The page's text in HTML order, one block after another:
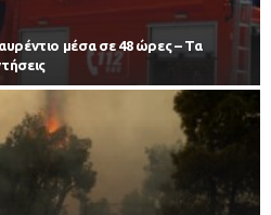
μέσα σε 48 ώρες – Τα